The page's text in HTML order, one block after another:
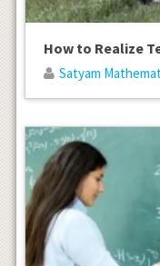
How to Realize
Satyam